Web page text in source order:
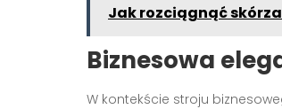
Jak rozciągnąć
Biznesowa
W kontekście stroju